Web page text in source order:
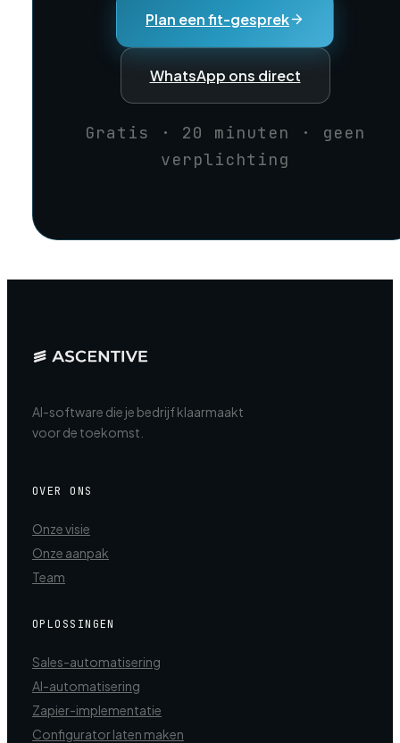
Plan een fit-gesprek
WhatsApp ons direct
Gratis · 20 minuten · geen
verplichting
AI-software die je bedrijf klaarmaakt
voor de toekomst.
OVER ONS
Onze visie
Onze aanpak
Team
OPLOSSINGEN
Sales-automatisering
AI-automatisering
Zapier-implementatie
Configurator laten maken